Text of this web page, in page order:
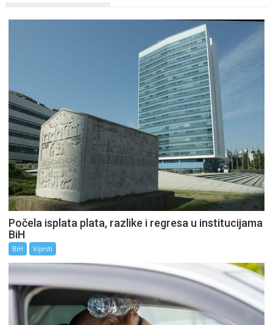
Počela isplata plata, razlike i regresa u institucijama
BiH
BiH Vijesti